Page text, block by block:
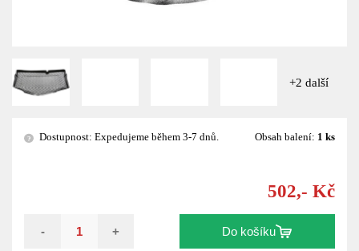
+2 další
? Dostupnost: Expedujeme během 3-7 dnů. Obsah balení: 1 ks
502,- Kč
- + Do košíku